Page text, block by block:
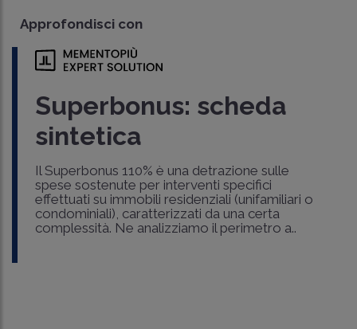
Approfondisci con
Superbonus: scheda
sintetica
Il Superbonus 110% è una detrazione sulle
spese sostenute per interventi specifici
effettuati su immobili residenziali (unifamiliari o
condominiali), caratterizzati da una certa
complessità. Ne analizziamo il perimetro a..